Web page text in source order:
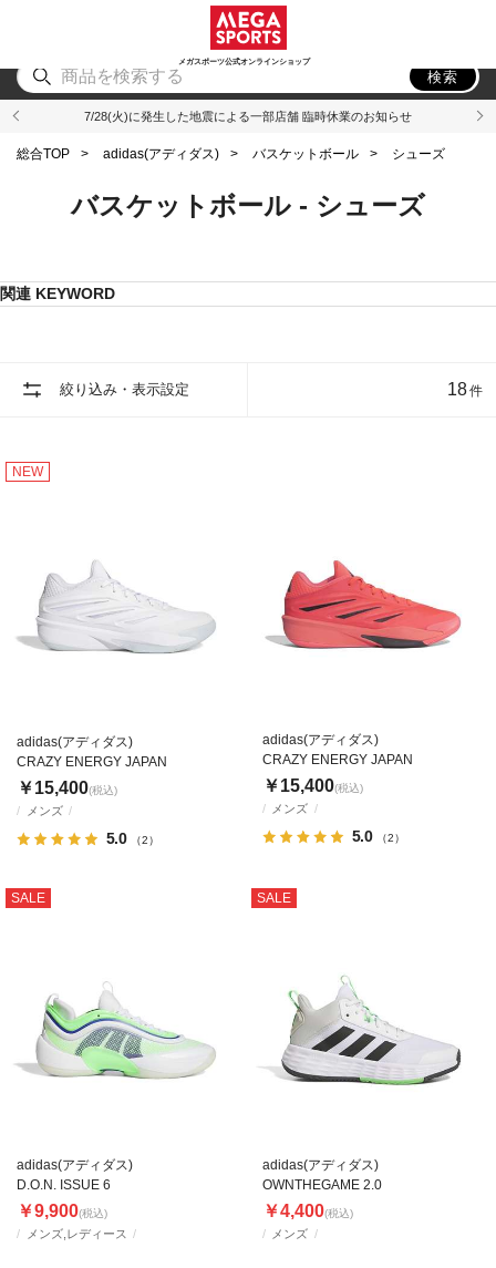
メガスポーツ公式オンラインショップ
アウトドア
検索
7/28(火)に発生した地震による一部店舗 臨時休業のお知らせ
総合TOP > adidas(アディダス) > バスケットボール > シューズ
バスケットボール - シューズ
関連 KEYWORD
絞り込み・表示設定 18件
NEW
メンズ
5.0 （2）
adidas(アディダス)
CRAZY ENERGY JAPAN
￥15,400(税込)
メンズ
5.0 （2）
adidas(アディダス)
CRAZY ENERGY JAPAN
￥15,400(税込)
SALE
メンズ,レディース
adidas(アディダス)
D.O.N. ISSUE 6
￥9,900(税込)
SALE
メンズ
adidas(アディダス)
OWNTHEGAME 2.0
￥4,400(税込)